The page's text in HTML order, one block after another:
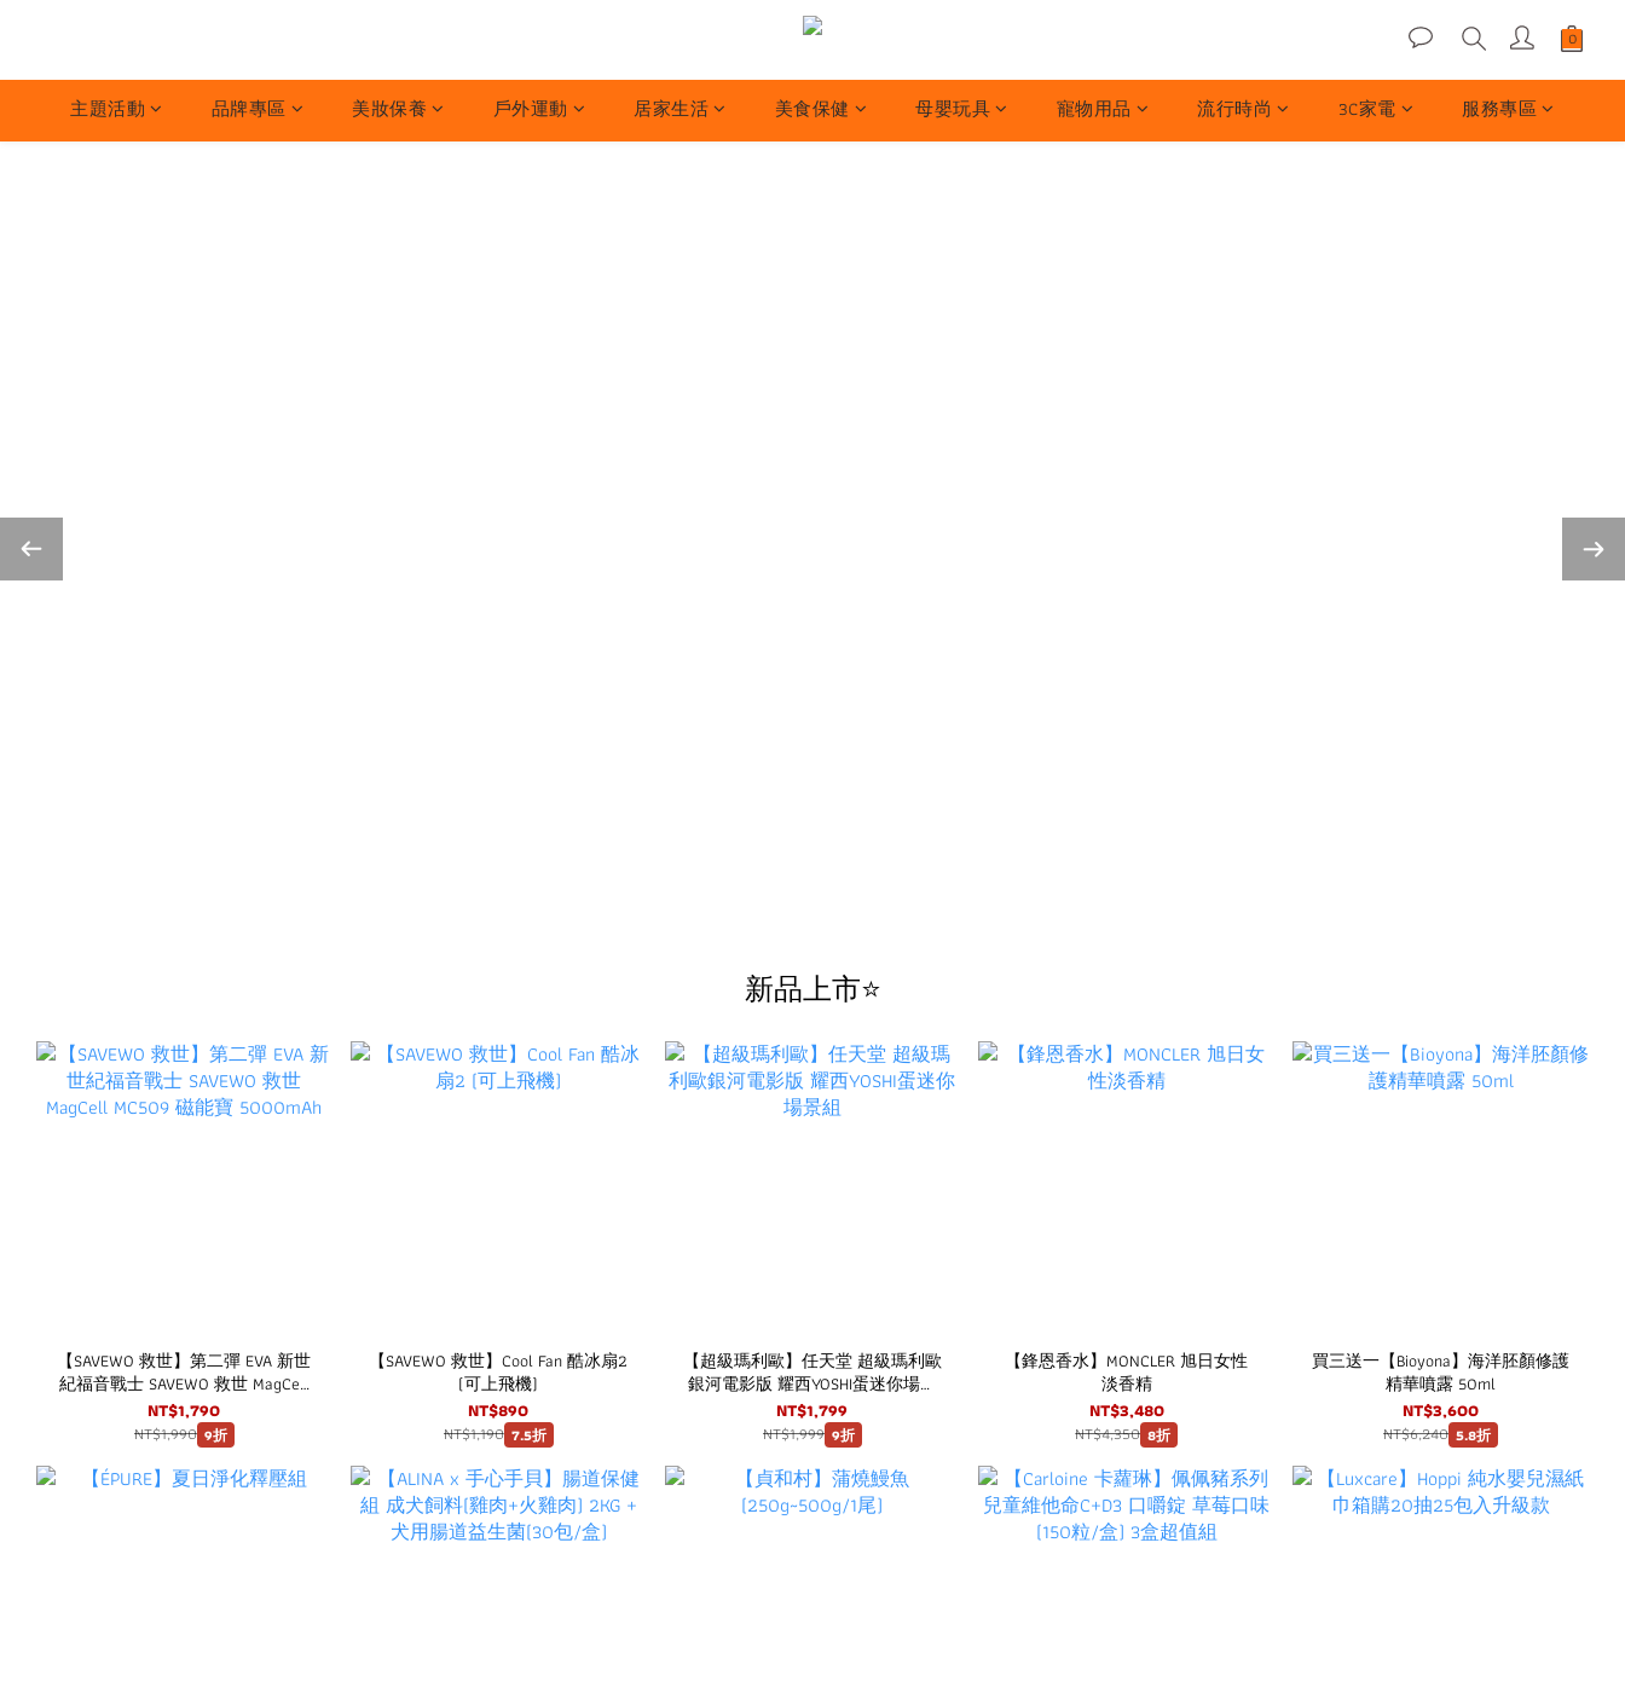
主題活動 品牌專區 美妝保養 戶外運動 居家生活 美食保健 母嬰玩具 寵物用品 流行時尚 3C家電 服務專區
新品上市⭐
【SAVEWO 救世】第二彈 EVA 新世
紀福音戰士 SAVEWO 救世 MagCell
MC509 磁能寶 5000mAh
NT$1,790
NT$1,990 9折
【SAVEWO 救世】Cool Fan 酷冰扇2
(可上飛機)
NT$890
NT$1,190 7.5折
【超級瑪利歐】任天堂 超級瑪利歐
銀河電影版 耀西YOSHI蛋迷你場景
組
NT$1,799
NT$1,999 9折
【鋒恩香水】MONCLER 旭日女性
淡香精
NT$3,480
NT$4,350 8折
買三送一【Bioyona】海洋胚顏修護
精華噴露 50ml
NT$3,600
NT$6,240 5.8折